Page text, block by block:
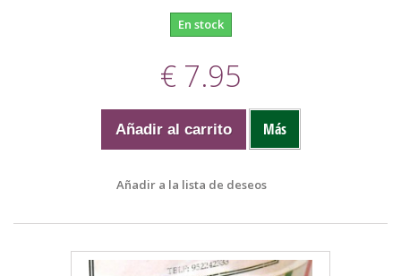
En stock
€ 7.95
Añadir al carrito Más
Añadir a la lista de deseos